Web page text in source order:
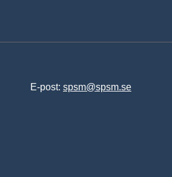
E-post: spsm@spsm.se